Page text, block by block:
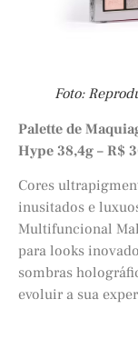
Foto:
Palette de
Hype 38,4g – R$
Cores
inusitados e
Multifuncional
para looks
sombras
evoluir a sua